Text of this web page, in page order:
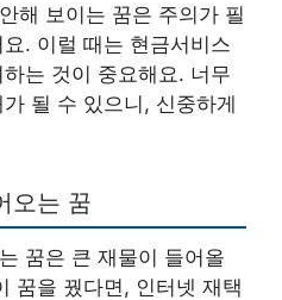
해 보이는 꿈은 주의가 필
. 이럴 때는 현금서비스
는 것이 중요해요. 너무
될 수 있으니, 신중하게
오는 꿈
꿈은 큰 재물이 들어올
꿈을 꿨다면, 인터넷 재택